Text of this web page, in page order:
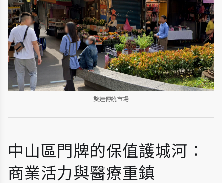
雙連傳統市場
中山區門牌的保值護城河：
商業活力與醫療重鎮